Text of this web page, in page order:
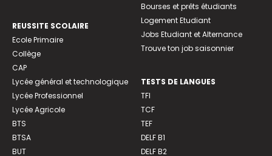
REUSSITE SCOLAIRE
Ecole Primaire
Collège
CAP
Lycée général et technologique
Lycée Professionnel
Lycée Agricole
BTS
BTSA
BUT
Bourses et prêts étudiants
Logement Etudiant
Jobs Etudiant et Alternance
Trouve ton job saisonnier
TESTS DE LANGUES
TFI
TCF
TEF
DELF B1
DELF B2